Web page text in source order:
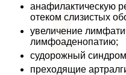
анафилактическую
отеком слизистых
увеличение
лимфоаденопатию;
судорожный
преходящие